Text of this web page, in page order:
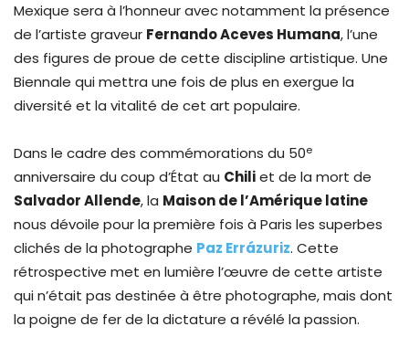
Mexique sera à l’honneur avec notamment la présence
de l’artiste graveur Fernando Aceves Humana, l’une
des figures de proue de cette discipline artistique. Une
Biennale qui mettra une fois de plus en exergue la
diversité et la vitalité de cet art populaire.
Dans le cadre des commémorations du 50e
anniversaire du coup d’État au Chiliet de la mort de
Salvador Allende, la Maison de l’Amérique latine
nous dévoile pour la première fois à Paris les superbes
clichés de la photographe Paz Errázuriz. Cette
rétrospective met en lumière l’œuvre de cette artiste
qui n’était pas destinée à être photographe, mais dont
la poigne de fer de la dictature a révélé la passion.